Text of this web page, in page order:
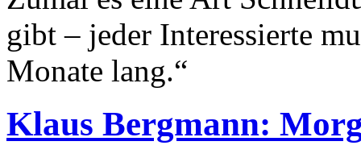
gibt – jeder Interessierte
Monate lang.“
Klaus Bergmann: